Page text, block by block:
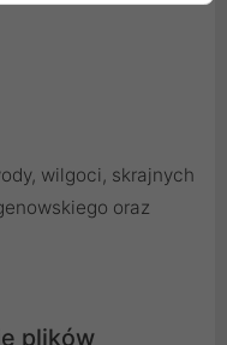
wilgoci, skrajnych
oraz
plików